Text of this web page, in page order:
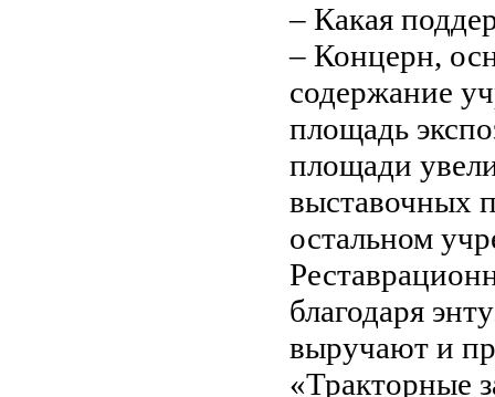
– Какая
– Концерн,
содержание
площадь
площади
выставочных
остальном
благодаря
выручают и
«Тракторные